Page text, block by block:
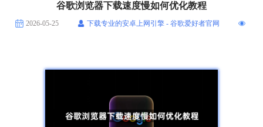
谷歌浏览器下载速度慢如何优化教程
2026-05-25 下载专业的安卓上网引擎 - 谷歌爱好者官网